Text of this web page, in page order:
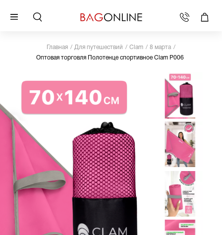
Главная Для путешествий Clam
8 марта
Оптовая торговля Полотенце спортивное Clam P006